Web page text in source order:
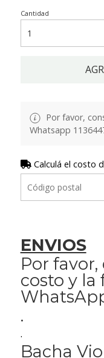
Cantidad
Por favor,
Whatsapp
Calculá el costo
ENVIOS
Por
costo y la
.
.
Bacha